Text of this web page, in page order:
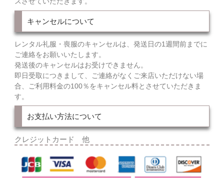
キャンセルについて
レンタル礼服・喪服のキャンセルは、発送日の1週間前までに
ご連絡をお願いいたします。
発送後のキャンセルはお受けできません。
即日受取につきまして、ご連絡がなくご来店いただけない場
合、ご利用料金の100％をキャンセル料とさせていただきま
す。
お支払い方法について
クレジットカード 他